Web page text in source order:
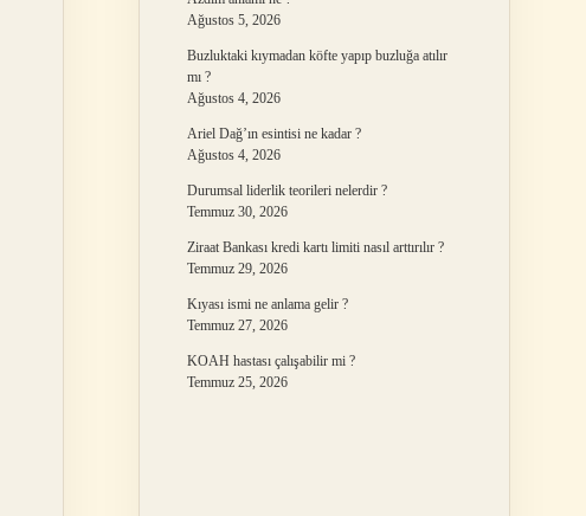
Ağustos 5, 2026
Buzluktaki kıymadan köfte yapıp buzluğa atılır
mı ?
Ağustos 4, 2026
Ariel Dağ’ın esintisi ne kadar ?
Ağustos 4, 2026
Durumsal liderlik teorileri nelerdir ?
Temmuz 30, 2026
Ziraat Bankası kredi kartı limiti nasıl arttırılır ?
Temmuz 29, 2026
Kıyası ismi ne anlama gelir ?
Temmuz 27, 2026
KOAH hastası çalışabilir mi ?
Temmuz 25, 2026